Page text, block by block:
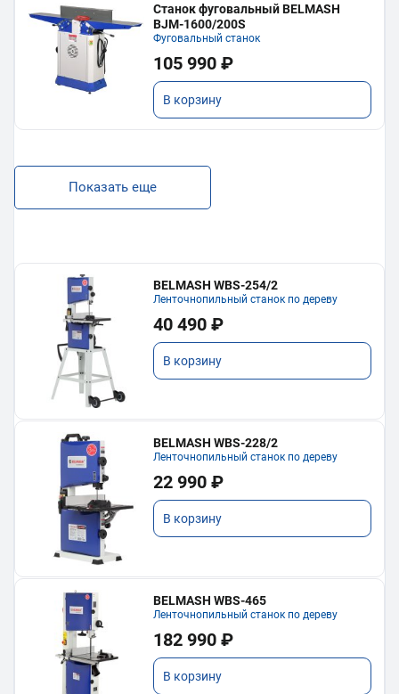
Станок фуговальный BELMASH
BJM-1600/200S
Фуговальный станок
105 990 ₽
В корзину
Показать еще
BELMASH WBS-254/2
Ленточнопильный станок по дереву
40 490 ₽
В корзину
BELMASH WBS-228/2
Ленточнопильный станок по дереву
22 990 ₽
В корзину
BELMASH WBS-465
Ленточнопильный станок по дереву
182 990 ₽
В корзину